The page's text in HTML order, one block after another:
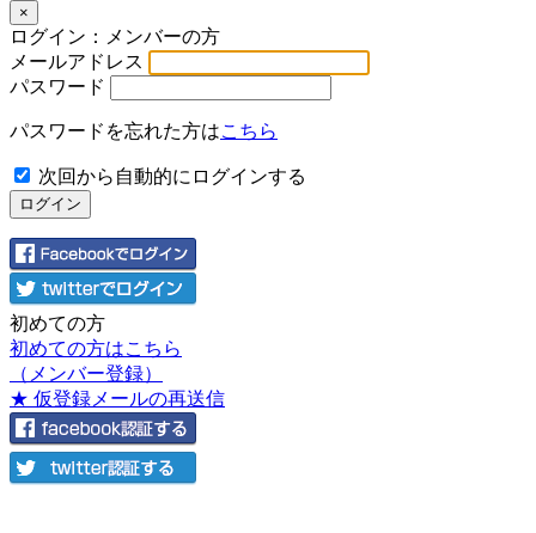
×
ログイン：メンバーの方
メールアドレス
パスワード
パスワードを忘れた方はこちら
次回から自動的にログインする
初めての方
初めての方はこちら
（メンバー登録）
★ 仮登録メールの再送信